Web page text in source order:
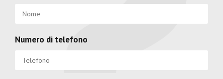
Numero di telefono